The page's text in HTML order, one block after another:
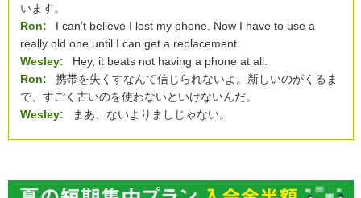
います。
Ron:
I can’t believe I lost my phone. Now I have to use a
really old one until I can get a replacement.
Wesley:
Hey, it beats not having a phone at all.
Ron:
携帯を失くすなんて信じられないよ。新しいのがくるま
で、すごく古いのを使わないといけないんだ。
Wesley:
まあ、ないよりましじゃない。